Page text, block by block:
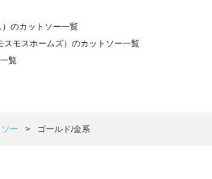
のカットソー一覧
モスホームズ）のカットソー一覧
覧
バイサマンサモスモス）のカットソー一覧
モス ラーゴム）のカットソー一覧
ー ゴールド/金系